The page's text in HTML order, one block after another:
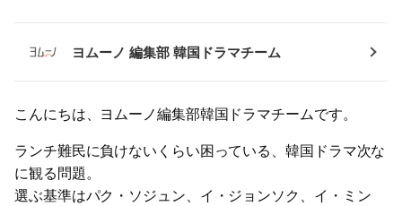
ヨムーノ 編集部 韓国ドラマチーム
こんにちは、ヨムーノ編集部韓国ドラマチームです。
ランチ難民に負けないくらい困っている、韓国ドラマ次な
に観る問題。
選ぶ基準はパク・ソジュン、イ・ジョンソク、イ・ミン